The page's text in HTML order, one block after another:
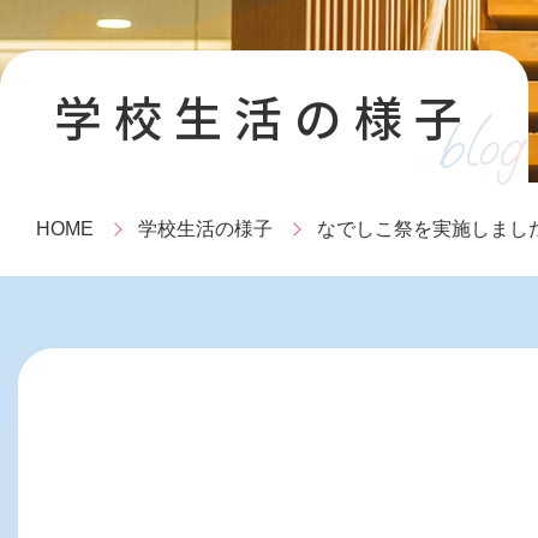
学校生活の様子blog
HOME 学校生活の様子 なでしこ祭を実施しまし